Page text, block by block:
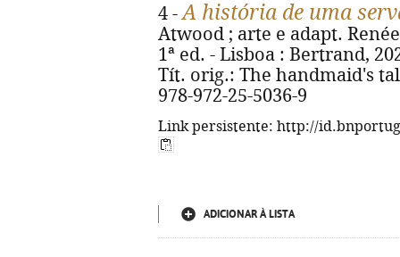
4 -A história de uma
Atwood ; arte e adapt.
1ª ed. - Lisboa : Bertrand,
Tít. orig.: The handmaid's
978-972-25-5036-9
Link persistente: http://
ADICIONAR À LISTA